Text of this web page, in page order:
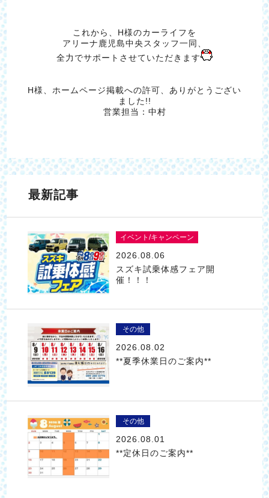
これから、H様のカーライフを
アリーナ鹿児島中央スタッフ一同、
全力でサポートさせていただきます
H様、ホームページ掲載への許可、ありがとうござい
ました!!
営業担当：中村
最新記事
イベント/キャンペーン
2026.08.06
スズキ試乗体感フェア開
催！！！
その他
2026.08.02
**夏季休業日のご案内**
その他
2026.08.01
**定休日のご案内**